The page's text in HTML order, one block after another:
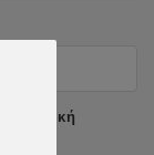
πολιτική